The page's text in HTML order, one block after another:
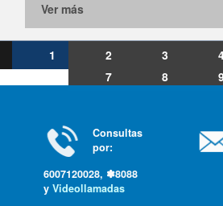
Ver más
1 2 3
7
8
Consultas
por:
6007120028, ✽8088
yVideollamadas